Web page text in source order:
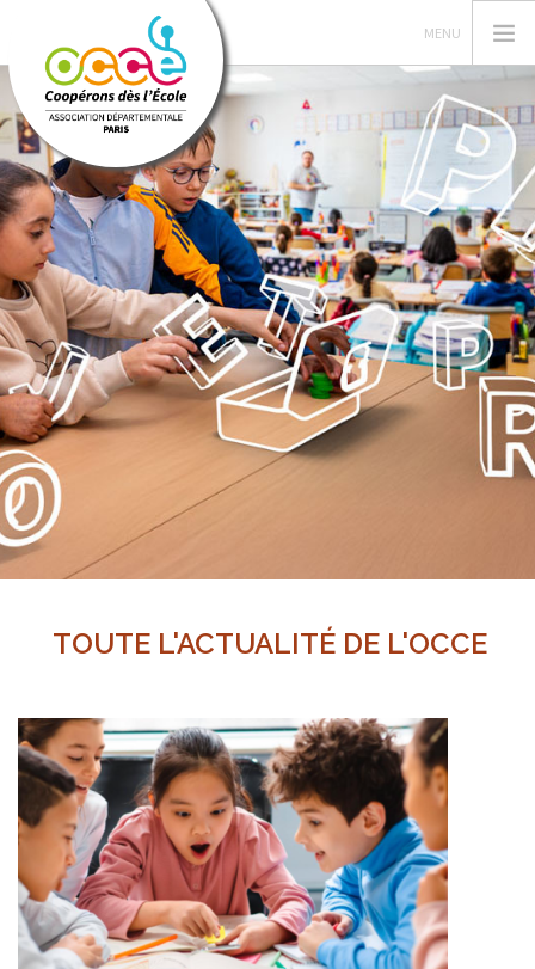
L'OCCE DE PARIS
GERER SA COOPERATIVE
ACTIONS PÉDAGOGIQUES
RESSOURCES PEDAGOGIQUES
PRETS ET SERVICES
RECHERCHER
TOUTE L'ACTUALITÉ DE L'OCCE